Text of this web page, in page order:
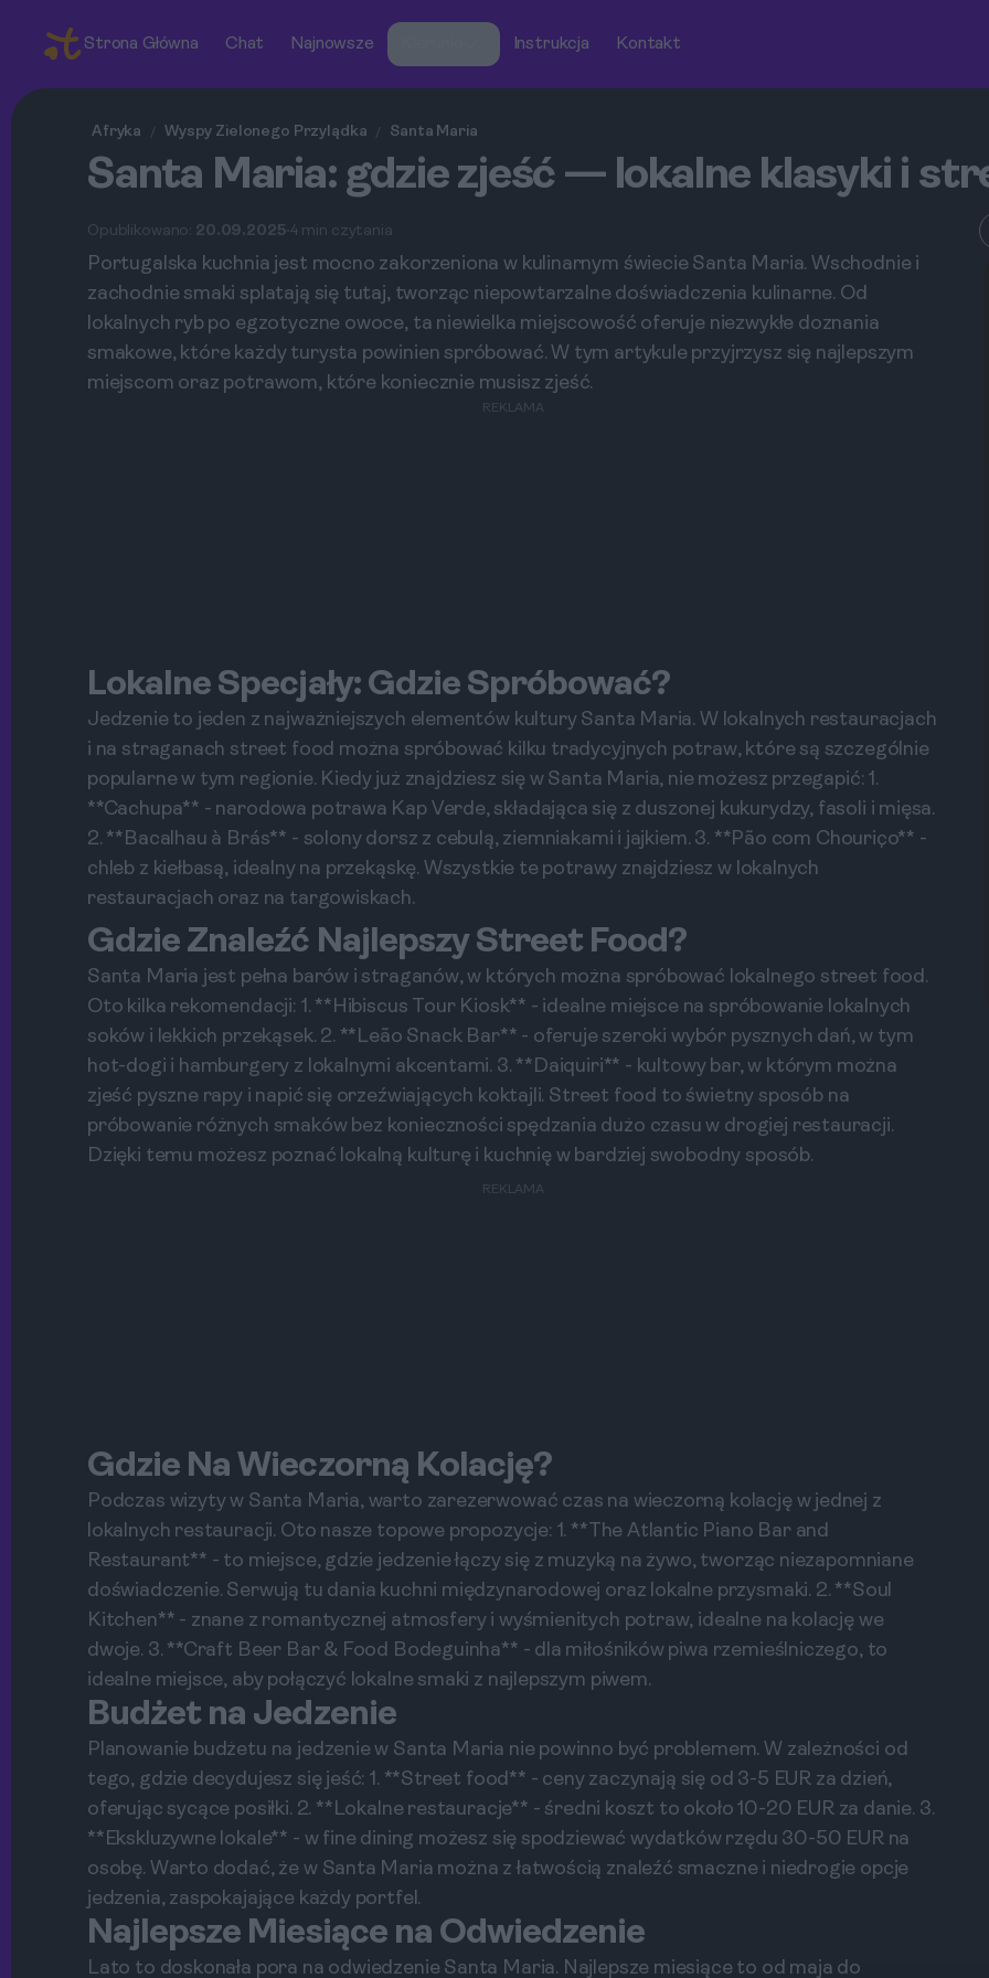
Strona Główna Chat Najnowsze Instrukcja Kontakt
Afryka / Wyspy Zielonego Przylądka / Santa Maria
Santa Maria: gdzie zjeść — lokalne klasyki i
Opublikowano: 20.09.2025 4 min czytania
Portugalska kuchnia jest mocno zakorzeniona w kulinarnym świecie Santa Maria. Wschodnie i
zachodnie smaki splatają się tutaj, tworząc niepowtarzalne doświadczenia kulinarne. Od
lokalnych ryb po egzotyczne owoce, ta niewielka miejscowość oferuje niezwykłe doznania
smakowe, które każdy turysta powinien spróbować. W tym artykule przyjrzysz się najlepszym
miejscom oraz potrawom, które koniecznie musisz zjeść.
REKLAMA
Lokalne Specjały: Gdzie Spróbować?
Jedzenie to jeden z najważniejszych elementów kultury Santa Maria. W lokalnych restauracjach
i na straganach street food można spróbować kilku tradycyjnych potraw, które są szczególnie
popularne w tym regionie. Kiedy już znajdziesz się w Santa Maria, nie możesz przegapić: 1.
**Cachupa** - narodowa potrawa Kap Verde, składająca się z duszonej kukurydzy, fasoli i mięsa.
2. **Bacalhau à Brás** - solony dorsz z cebulą, ziemniakami i jajkiem. 3. **Pão com Chouriço** -
chleb z kiełbasą, idealny na przekąskę. Wszystkie te potrawy znajdziesz w lokalnych
restauracjach oraz na targowiskach.
Gdzie Znaleźć Najlepszy Street Food?
Santa Maria jest pełna barów i straganów, w których można spróbować lokalnego street food.
Oto kilka rekomendacji: 1. **Hibiscus Tour Kiosk** - idealne miejsce na spróbowanie lokalnych
soków i lekkich przekąsek. 2. **Leão Snack Bar** - oferuje szeroki wybór pysznych dań, w tym
hot-dogi i hamburgery z lokalnymi akcentami. 3. **Daiquiri** - kultowy bar, w którym można
zjeść pyszne rapy i napić się orzeźwiających koktajli. Street food to świetny sposób na
próbowanie różnych smaków bez konieczności spędzania dużo czasu w drogiej restauracji.
Dzięki temu możesz poznać lokalną kulturę i kuchnię w bardziej swobodny sposób.
REKLAMA
Gdzie Na Wieczorną Kolację?
Podczas wizyty w Santa Maria, warto zarezerwować czas na wieczorną kolację w jednej z
lokalnych restauracji. Oto nasze topowe propozycje: 1. **The Atlantic Piano Bar and
Restaurant** - to miejsce, gdzie jedzenie łączy się z muzyką na żywo, tworząc niezapomniane
doświadczenie. Serwują tu dania kuchni międzynarodowej oraz lokalne przysmaki. 2. **Soul
Kitchen** - znane z romantycznej atmosfery i wyśmienitych potraw, idealne na kolację we
dwoje. 3. **Craft Beer Bar & Food Bodeguinha** - dla miłośników piwa rzemieślniczego, to
idealne miejsce, aby połączyć lokalne smaki z najlepszym piwem.
Budżet na Jedzenie
Planowanie budżetu na jedzenie w Santa Maria nie powinno być problemem. W zależności od
tego, gdzie decydujesz się jeść: 1. **Street food** - ceny zaczynają się od 3-5 EUR za dzień,
oferując sycące posiłki. 2. **Lokalne restauracje** - średni koszt to około 10-20 EUR za danie. 3.
**Ekskluzywne lokale** - w fine dining możesz się spodziewać wydatków rzędu 30-50 EUR na
osobę. Warto dodać, że w Santa Maria można z łatwością znaleźć smaczne i niedrogie opcje
jedzenia, zaspokajające każdy portfel.
Najlepsze Miesiące na Odwiedzenie
Lato to doskonała pora na odwiedzenie Santa Maria. Najlepsze miesiące to od maja do